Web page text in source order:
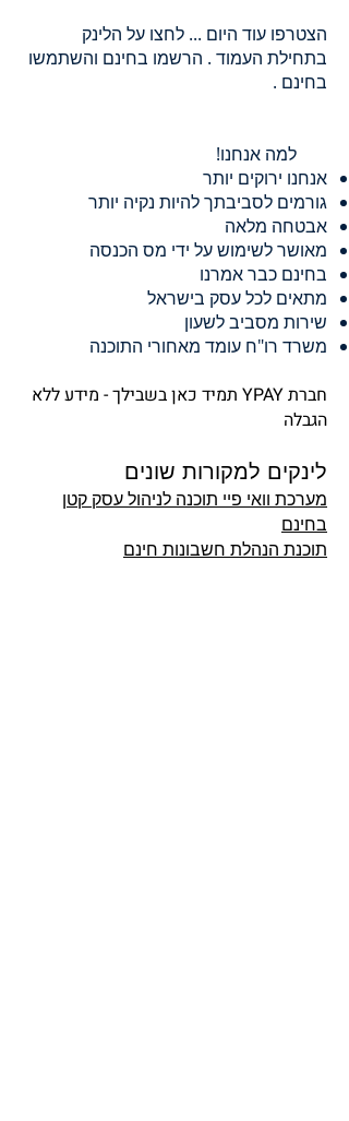
הצטרפו עוד היום ... לחצו על הלינק
בתחילת העמוד . הרשמו בחינם והשתמשו
בחינם .
למה אנחנו!
אנחנו ירוקים יותר
גורמים לסביבתך להיות נקיה יותר
אבטחה מלאה
מאושר לשימוש על ידי מס הכנסה
בחינם כבר אמרנו
מתאים לכל עסק בישראל
שירות מסביב לשעון
משרד רו"ח עומד מאחורי התוכנה
חברת YPAY תמיד כאן בשבילך - מידע ללא
הגבלה
לינקים למקורות שונים
מערכת וואי פיי תוכנה לניהול עסק קטן
בחינם
תוכנת הנהלת חשבונות חינם